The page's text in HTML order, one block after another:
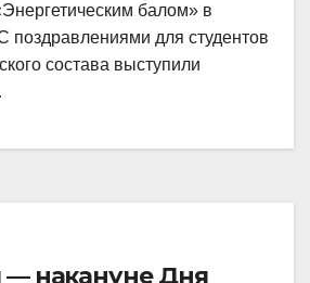
балом» в
для студентов
состава выступили
— накануне Дня